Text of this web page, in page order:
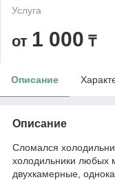
Услуга
от 1 000 ₸
Описание
Описание
Сломался
холодильники любых
двухкамерные,